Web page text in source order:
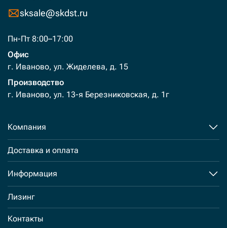
sksale@skdst.ru
Пн-Пт 8:00–17:00
Офис
г. Иваново, ул. Жиделева, д. 15
Производство
г. Иваново, ул. 13-я Березниковская, д. 1г
Компания
Доставка и оплата
Информация
Лизинг
Контакты